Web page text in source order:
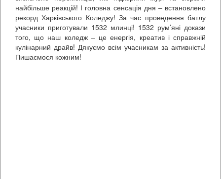
найбільше реакцій! І головна сенсація дня – встановлено
рекорд Харківського Коледжу! За час проведення батлу
учасники приготували 1532 млинці! 1532 рум’яні докази
того, що наш коледж – це енергія, креатив і справжній
кулінарний драйв! Дякуємо всім учасникам за активність!
Пишаємося кожним!